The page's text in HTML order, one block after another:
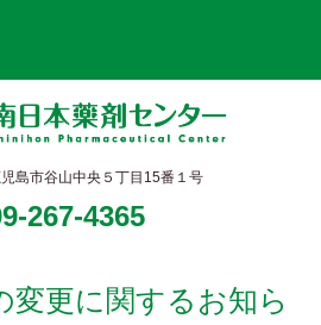
島市谷山中央５丁目15番１号
267-4365
変更に関するお知ら